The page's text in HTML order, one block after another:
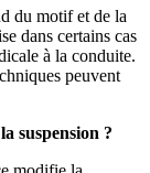
du motif et de la
dans certains cas
à la conduite.
peuvent
suspension ?